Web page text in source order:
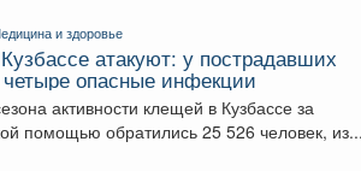
и здоровье
атакуют: у пострадавших
опасные инфекции
активности клещей в Кузбассе за
помощью обратились 25 526 человек, из...